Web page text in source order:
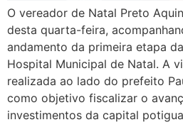
O vereador de Natal Preto
desta quarta-feira,
andamento da primeira etapa
Hospital Municipal de Natal. A
realizada ao lado do prefeito
como objetivo fiscalizar o
investimentos da capital